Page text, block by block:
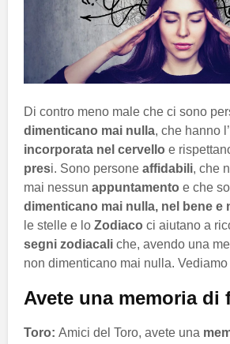
Di contro meno male che ci sono
dimenticano mai nulla, che hanno l’
incorporata nel cervello e
presi. Sono persone affidabili, che
mai nessun appuntamento e che
dimenticano mai nulla, nel bene e
le stelle e lo Zodiaco ci aiutano a
segni zodiacali che, avendo una
non dimenticano mai nulla.
Avete una memoria di
Toro: Amici del Toro, avete una